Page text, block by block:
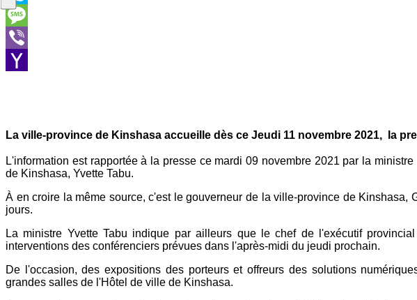
Skype
Message
Viber
La ville-province de Kinshasa accueille dès ce Jeudi 11 novembre 2021, la
L'information est rapportée à la presse ce mardi 09 novembre 2021 par la
de Kinshasa, Yvette Tabu.
À en croire la même source, c'est le gouverneur de la ville-province de
jours.
La ministre Yvette Tabu indique par ailleurs que le chef de l'exécutif
interventions des conférenciers prévues dans l'après-midi du jeudi prochain.
De l'occasion, des expositions des porteurs et offreurs des solutions
grandes salles de l'Hôtel de ville de Kinshasa.